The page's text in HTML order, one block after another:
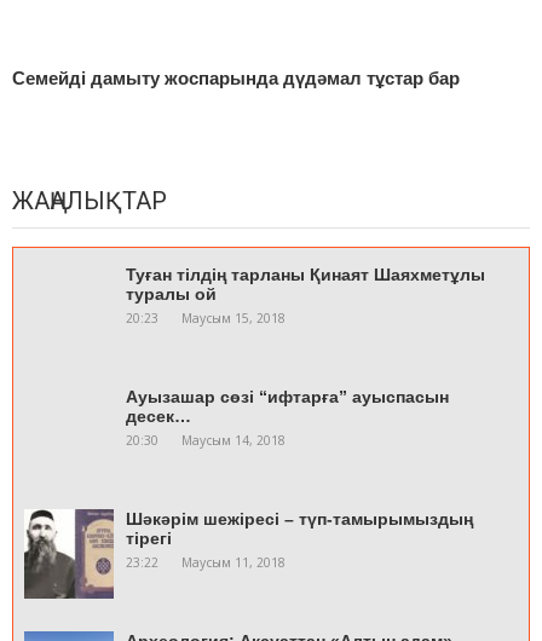
Семейді дамыту жоспарында дүдәмал тұстар бар
ЖАҢАЛЫҚТАР
Туған тілдің тарланы Қинаят Шаяхметұлы
туралы ой
20:23 Маусым 15, 2018
Ауызашар сөзі “ифтарға” ауыспасын
десек…
20:30 Маусым 14, 2018
Шәкәрім шежіресі – түп-тамырымыздың
тірегі
23:22 Маусым 11, 2018